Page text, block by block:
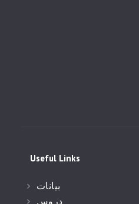
Useful Links
بیانات
دروس